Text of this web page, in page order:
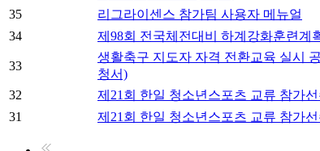
35
리그라이센스 참가팀 사용자 메뉴얼
34
제98회 전국체전대비 하계강화훈련계
33
생활축구 지도자 자격 전환교육 실시
청서)
32 제21회 한일 청소년스포츠 교류 참가
31
제21회 한일 청소년스포츠 교류 참가